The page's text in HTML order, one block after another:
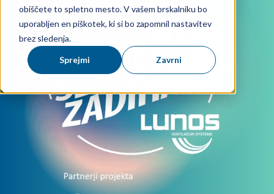
obiščete to spletno mesto. V vašem brskalniku bo
uporabljen en piškotek, ki si bo zapomnil nastavitev
brez sledenja.
Sprejmi Zavrni